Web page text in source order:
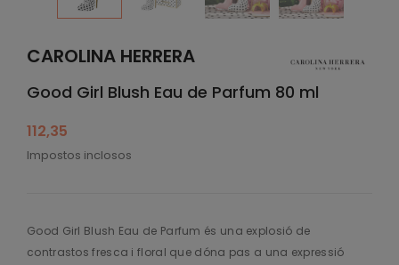
CAROLINA HERRERA
Good Girl Blush Eau de Parfum 80 ml
112,35
Impostos inclosos
Good Girl Blush Eau de Parfum és una explosió de
contrastos fresca i floral que dóna pas a una expressió